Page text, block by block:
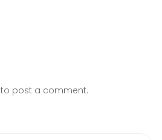
to post a comment.